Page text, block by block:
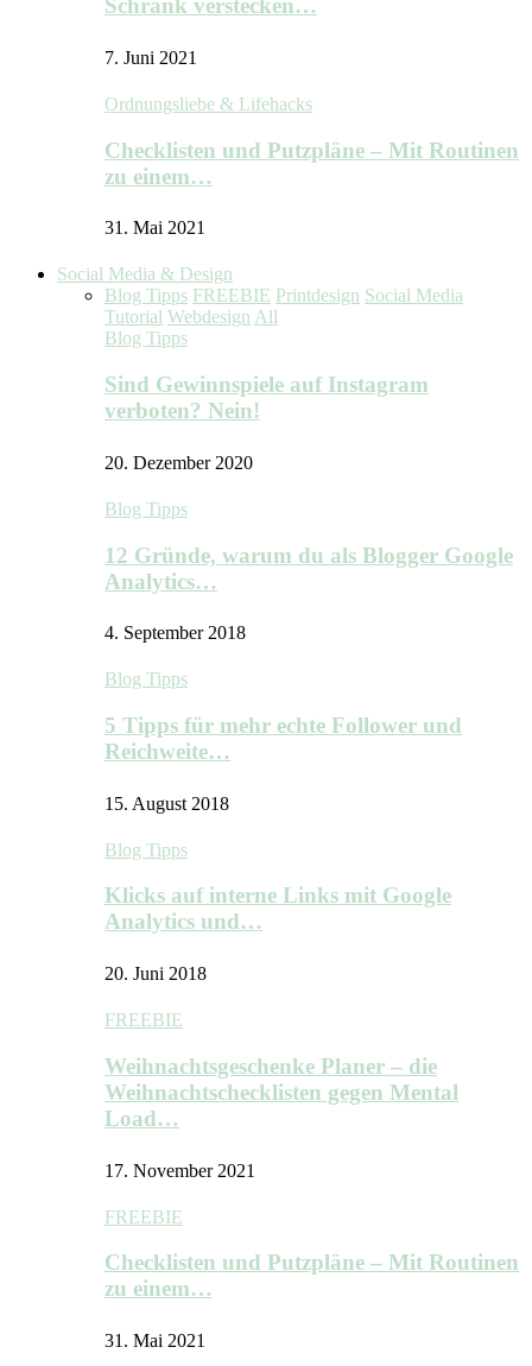
Schrank verstecken…
7. Juni 2021
Ordnungsliebe & Lifehacks
Checklisten und Putzpläne – Mit Routinen
zu einem…
31. Mai 2021
Social Media & Design
Blog Tipps FREEBIE Printdesign Social Media
Tutorial Webdesign All
Blog Tipps
Sind Gewinnspiele auf Instagram
verboten? Nein!
20. Dezember 2020
Blog Tipps
12 Gründe, warum du als Blogger Google
Analytics…
4. September 2018
Blog Tipps
5 Tipps für mehr echte Follower und
Reichweite…
15. August 2018
Blog Tipps
Klicks auf interne Links mit Google
Analytics und…
20. Juni 2018
FREEBIE
Weihnachtsgeschenke Planer – die
Weihnachtschecklisten gegen Mental
Load…
17. November 2021
FREEBIE
Checklisten und Putzpläne – Mit Routinen
zu einem…
31. Mai 2021